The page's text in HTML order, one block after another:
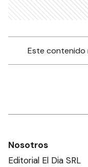
Este
Nosotros
Editorial El Dia SRL